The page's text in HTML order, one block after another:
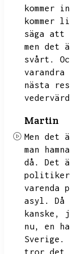
kommer
kommer
säga att
men det
svårt.
nästa
Martin
Men det
man
då.
Det
varenda
asyl.
kanske,
nu,
en
Sverige.
tror det